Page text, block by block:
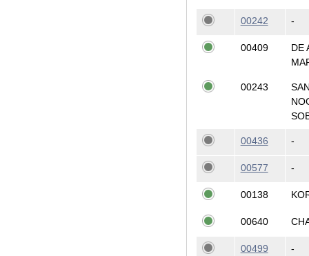
00242 -
00409
DE
00243
00436 -
00577 -
00138
00640
00499 -